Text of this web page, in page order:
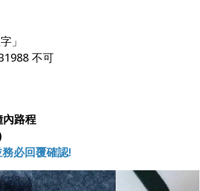
」
不可
路程
必回覆確認!